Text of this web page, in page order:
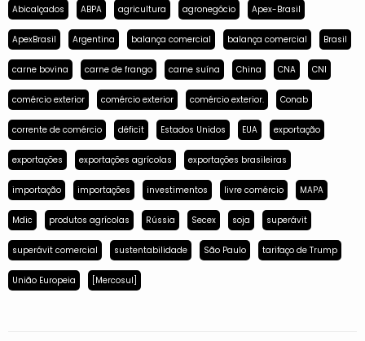
Abicalçados ABPA agricultura agronegócio Apex-Brasil
ApexBrasil Argentina balança comercial balança comercial Brasil
carne bovina carne de frango carne suína China CNA CNI
comércio exterior comércio exterior comércio exterior. Conab
corrente de comércio déficit Estados Unidos EUA exportação
exportações exportações agrícolas exportações brasileiras
importação importações investimentos livre comércio MAPA
Mdic produtos agrícolas Rússia Secex soja superávit
superávit comercial sustentabilidade São Paulo tarifaço de Trump
União Europeia [Mercosul]